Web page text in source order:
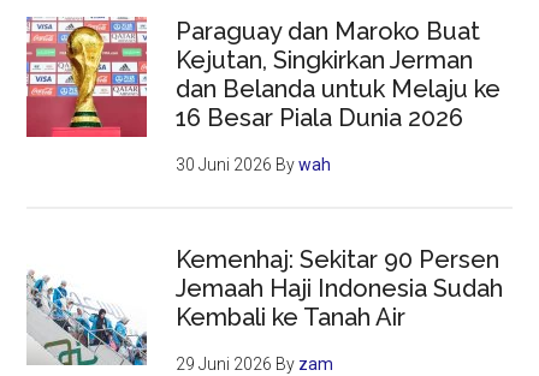
Paraguay dan Maroko Buat
Kejutan, Singkirkan Jerman
dan Belanda untuk Melaju ke
16 Besar Piala Dunia 2026
30 Juni 2026 Bywah
Kemenhaj: Sekitar 90 Persen
Jemaah Haji Indonesia Sudah
Kembali ke Tanah Air
29 Juni 2026 By zam